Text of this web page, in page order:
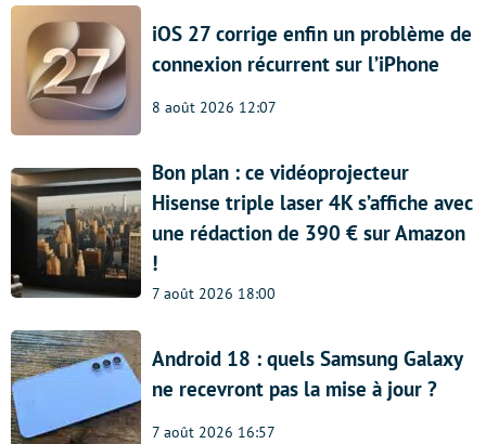
iOS 27 corrige enfin un problème de
connexion récurrent sur l’iPhone
8 août 2026 12:07
Bon plan : ce vidéoprojecteur
Hisense triple laser 4K s’affiche avec
une rédaction de 390 € sur Amazon
!
7 août 2026 18:00
Android 18 : quels Samsung Galaxy
ne recevront pas la mise à jour ?
7 août 2026 16:57